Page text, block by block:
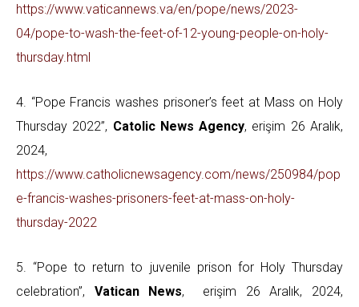
https://www.vaticannews.va/en/pope/news/2023-
04/pope-to-wash-the-feet-of-12-young-people-on-holy-
thursday.html
4. “Pope Francis washes prisoner’s feet at Mass on Holy
Thursday 2022”, Catolic News Agency, erişim 26 Aralık,
2024,
https://www.catholicnewsagency.com/news/250984/pop
e-francis-washes-prisoners-feet-at-mass-on-holy-
thursday-2022
5. “Pope to return to juvenile prison for Holy Thursday
celebration”, Vatican News, erişim 26 Aralık, 2024,